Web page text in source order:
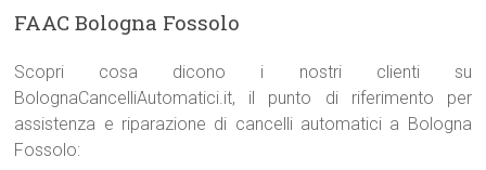
FAAC Bologna Fossolo
Scopri cosa dicono i nostri clienti su
BolognaCancelliAutomatici.it, il punto di riferimento per
assistenza e riparazione di cancelli automatici a Bologna
Fossolo: